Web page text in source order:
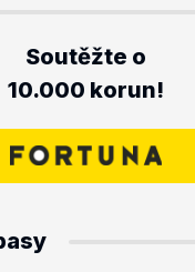
Soutěžte o
10.000 korun!